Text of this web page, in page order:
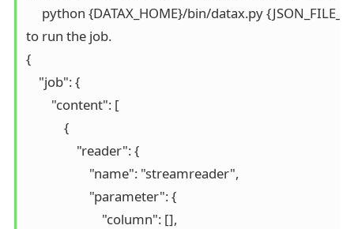
python {DATAX_HOME}/bin/datax.py
to run the job.
{
    "job": {
        "content": [
            {
                "reader": {
                    "name": "streamreader",
                    "parameter": {
                        "column": [],